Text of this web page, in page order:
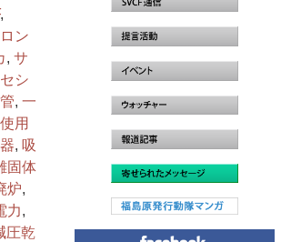
,
ン
, サ
セシ
, 一
使用
, 吸
固体
炉,
力,
圧乾